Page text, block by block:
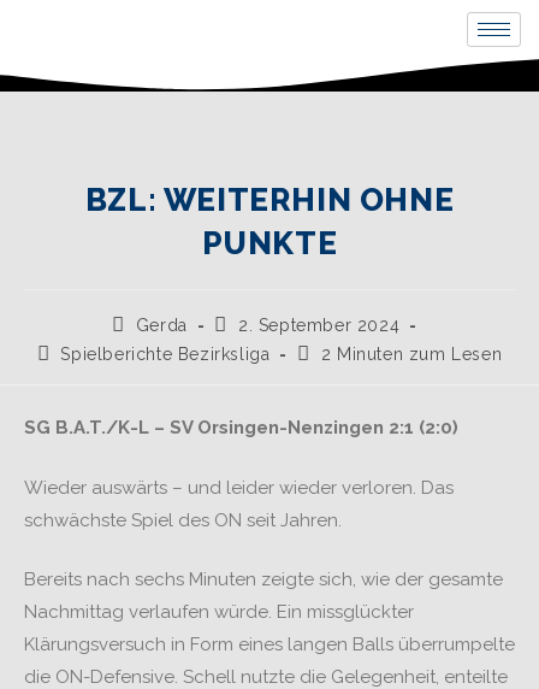
BZL: WEITERHIN OHNE
PUNKTE
Gerda
2. September 2024
Spielberichte Bezirksliga
2 Minuten zum Lesen
SG B.A.T./K-L – SV Orsingen-Nenzingen 2:1 (2:0)
Wieder auswärts – und leider wieder verloren. Das
schwächste Spiel des ON seit Jahren.
Bereits nach sechs Minuten zeigte sich, wie der gesamte
Nachmittag verlaufen würde. Ein missglückter
Klärungsversuch in Form eines langen Balls überrumpelte
die ON-Defensive. Schell nutzte die Gelegenheit, enteilte